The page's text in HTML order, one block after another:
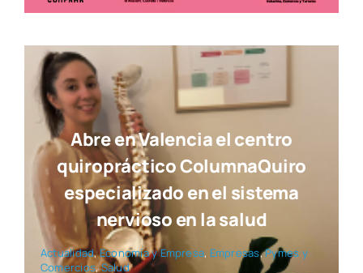
Abre en Valencia el centro
quiropráctico ColumnaQuiro
especializado en el sistema
nervioso en la salud
Actua­li­dad,Eco­no­mía y Empre­sa, Empre­sas,Pymes y
Comer­cios,Salud